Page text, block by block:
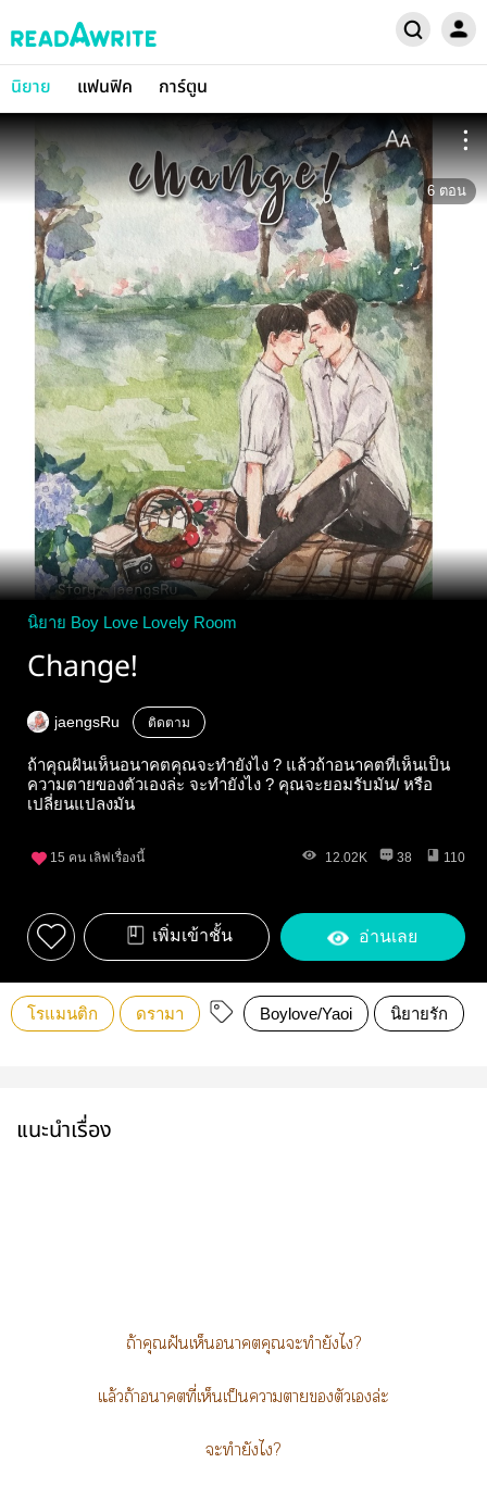
นิยาย แฟนฟิค การ์ตูน
6 ตอน
นิยาย Boy Love Lovely Room
Change!
jaengsRu ติดตาม
ถ้าคุณฝันเห็นอนาคตคุณจะทำยังไง ? แล้วถ้าอนาคตที่เห็นเป็น
ความตายของตัวเองล่ะ จะทำยังไง ? คุณจะยอมรับมัน/ หรือ
เปลี่ยนแปลงมัน
15 คน เลิฟเรื่องนี้ 12.02K 38 110
เพิ่มเข้าชั้น อ่านเลย
โรแมนติก ดรามา Boylove/Yaoi นิยายรัก
แนะนำเรื่อง
ถ้าคุณฝันเห็นาคุณะทำยังไ?
แล้วถ้าาที่เห็นเป็นาาตัวเล่ะ
ะทำยังไ?